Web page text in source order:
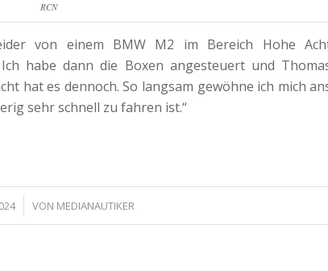
RCN
von einem BMW M2 im Bereich Hohe
habe dann die Boxen angesteuert und
hat es dennoch. So langsam gewöhne ich mich
sehr schnell zu fahren ist.“
VON MEDIANAUTIKER